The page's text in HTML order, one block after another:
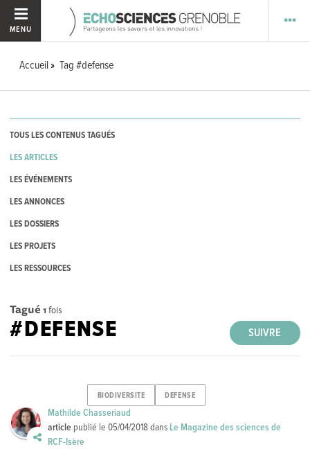
MENU
Accueil Tag #defense
TOUS LES CONTENUS TAGUÉS
LES ARTICLES
LES ÉVÉNEMENTS
LES ANNONCES
LES DOSSIERS
LES PROJETS
LES RESSOURCES
Tagué 1 fois
SUIVRE
#DEFENSE
BIODIVERSITE DEFENSE
Mathilde Chasseriaud
article publié le05/04/2018 dans Le Magazine des sciences de
RCF-Isère